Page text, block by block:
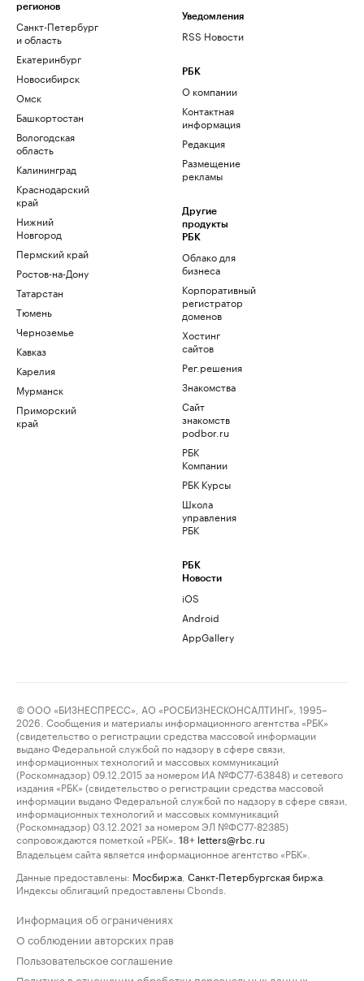
регионов
Санкт-Петербург
и область
Екатеринбург
Новосибирск
Омск
Башкортостан
Вологодская
область
Калининград
Краснодарский
край
Нижний
Новгород
Пермский край
Ростов-на-Дону
Татарстан
Тюмень
Черноземье
Кавказ
Карелия
Мурманск
Приморский
край
Уведомления
RSS Новости
РБК
О компании
Контактная
информация
Редакция
Размещение
рекламы
Другие
продукты
РБК
Облако для
бизнеса
Корпоративный
регистратор
доменов
Хостинг
сайтов
Рег.решения
Знакомства
Сайт
знакомств
podbor.ru
РБК
Компании
РБК Курсы
Школа
управления
РБК
РБК
Новости
iOS
Android
AppGallery
© ООО «БИЗНЕСПРЕСС», АО «РОСБИЗНЕСКОНСАЛТИНГ», 1995–
2026. Сообщения и материалы информационного агентства «РБК»
(свидетельство о регистрации средства массовой информации
выдано Федеральной службой по надзору в сфере связи,
информационных технологий и массовых коммуникаций
(Роскомнадзор) 09.12.2015 за номером ИА №ФС77-63848) и сетевого
издания «РБК» (свидетельство о регистрации средства массовой
информации выдано Федеральной службой по надзору в сфере связи,
информационных технологий и массовых коммуникаций
(Роскомнадзор) 03.12.2021 за номером ЭЛ №ФС77-82385)
сопровождаются пометкой «РБК».
18+ letters@rbc.ru
Владельцем сайта является информационное агентство «РБК».
Данные предоставлены: Мосбиржа Санкт-Петербургская биржа
Индексы облигаций предоставлены Cbonds.
Информация об ограничениях
О соблюдении авторских прав
Пользовательское соглашение